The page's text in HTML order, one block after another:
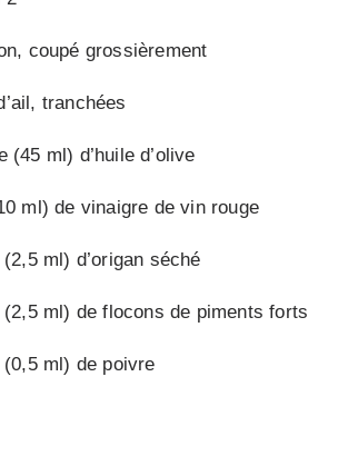
coupé grossièrement
tranchées
(45 ml) d’huile d’olive
ml) de vinaigre de vin rouge
ml) d’origan séché
ml) de flocons de piments forts
ml) de poivre